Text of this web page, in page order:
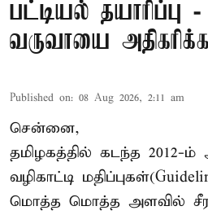
பட்டியல் தயாரிப்பு -
வருவாயை
Published on: 08 Aug 2026, 2:11 am
சென்னை,
தமிழகத்தில் கடந்த 2012-
வழிகாட்டி
மொத்த மொத்த அளவில்